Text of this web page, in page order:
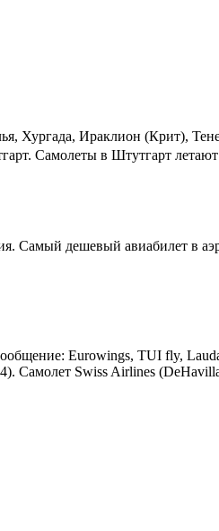
Хургада, Ираклион (Крит),
Самолеты в Штутгарт летают
Самый дешевый авиабилет в
Eurowings, TUI fly,
Swiss Airlines